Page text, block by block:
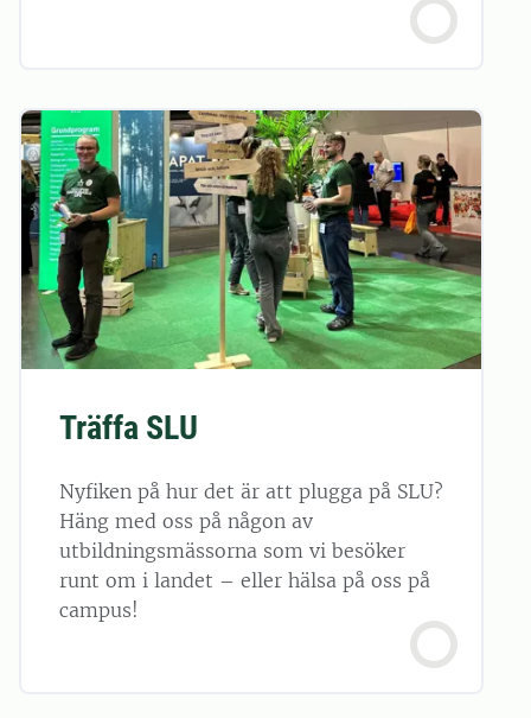
Träffa SLU
Nyfiken på hur det är att plugga på SLU?
Häng med oss på någon av
utbildningsmässorna som vi besöker
runt om i landet – eller hälsa på oss på
campus!